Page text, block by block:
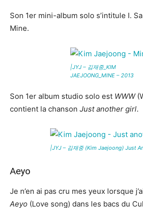
Son 1er mini-album solo s’intitule I.
Mine.
|JYJ – 김재중_KIM
JAEJOONG_MINE – 2013
Son 1er album studio solo est WWW
contient la chanson Just another girl.
|JYJ – 김재중 (Kim Jaejoong) Just
Aeyo
Je n’en ai pas cru mes yeux lorsque
Aeyo (Love song) dans les bacs du